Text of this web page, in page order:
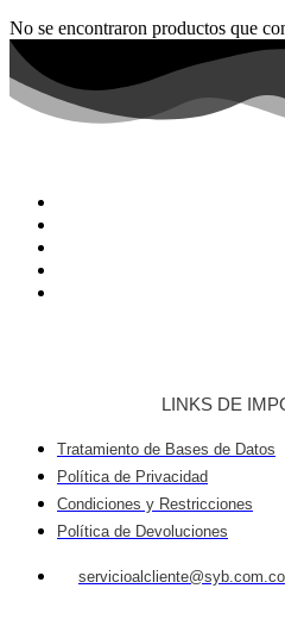
No se encontraron productos que
LINKS DE
Tratamiento de Bases de Datos
Política de Privacidad
Condiciones y Restricciones
Política de Devoluciones
servicioalcliente@syb.com.co